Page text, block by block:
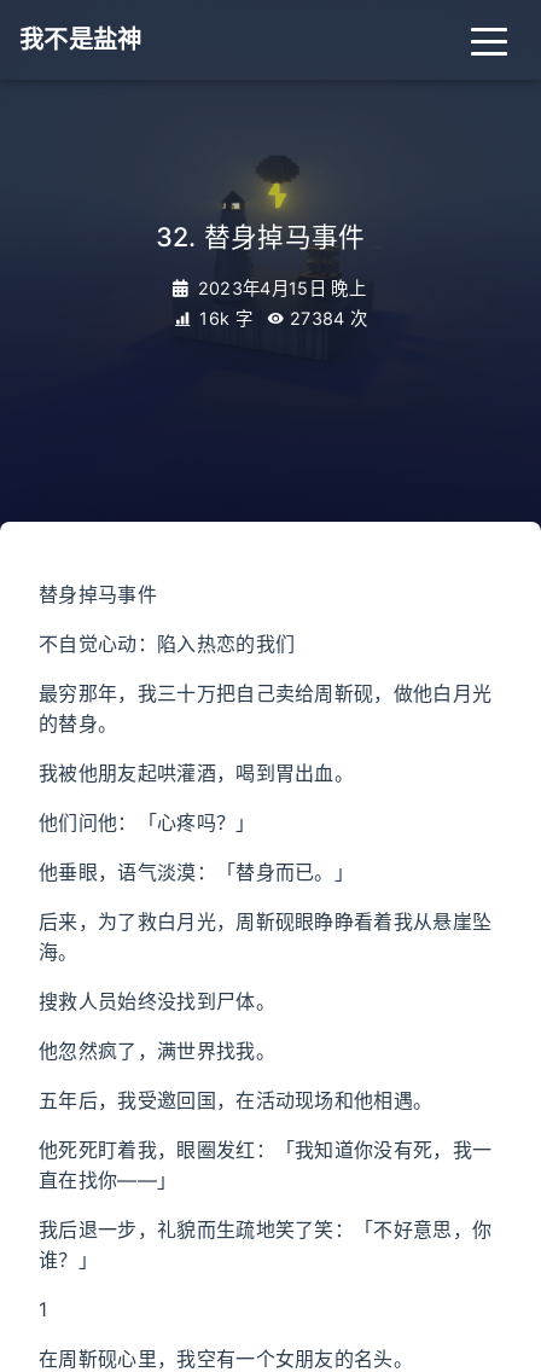
我不是盐神
32. 替身掉马事件
2023年4月15日 晚上
16k 字
27384 次
替身掉马事件
不自觉心动：陷入热恋的我们
最穷那年，我三十万把自己卖给周靳砚，做他白月光
的替身。
我被他朋友起哄灌酒，喝到胃出血。
他们问他：「心疼吗？」
他垂眼，语气淡漠：「替身而已。」
后来，为了救白月光，周靳砚眼睁睁看着我从悬崖坠
海。
搜救人员始终没找到尸体。
他忽然疯了，满世界找我。
五年后，我受邀回国，在活动现场和他相遇。
他死死盯着我，眼圈发红：「我知道你没有死，我一
直在找你——」
我后退一步，礼貌而生疏地笑了笑：「不好意思，你
谁？」
1
在周靳砚心里，我空有一个女朋友的名头。